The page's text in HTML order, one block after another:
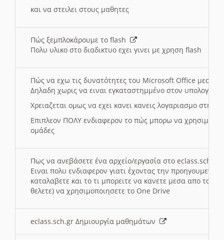
και να στειλει στους μαθητες
Πώς ξεμπλοκάρουμε το flash
Πολυ υλικο στο διαδικτυο εχει γινει με χρηση flash
Πώς να εχω τις δυνατότητες του Microsoft Office μεσω
Δηλαδη χωρις να ειναι εγκαταστημμένο στον
Χρειαζεται ομως να εχει κανει κανεις λογαριασμο στη
Επιπλεον ΠΟΛΥ ενδιαφερον το πώς μπορω να
ομάδες
Πως να ανεβάσετε ένα αρχείο/εργασία στο eclass.sch.gr
Ειναι πολυ ενδιαφερον γιατι έχοντας την
καταλαβετε και το τι μπορειτε να κανετε μεσα απο το
θελετε) να χρησιμοποιησετε το One Drive
eclass.sch.gr Δημιουργία μαθημάτων